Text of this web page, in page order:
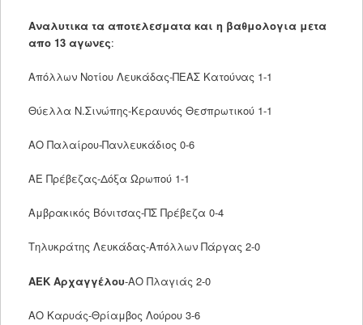
Αναλυτικα τα αποτελεσματα και η βαθμολογια μετα
απο 13 αγωνες:
Απόλλων Νοτίου Λευκάδας-ΠΕΑΣ Κατούνας 1-1
Θύελλα N.Σινώπης-Κεραυνός Θεσπρωτικού 1-1
ΑΟ Παλαίρου-Πανλευκάδιος 0-6
ΑΕ Πρέβεζας-Δόξα Ωρωπού 1-1
Αμβρακικός Βόνιτσας-ΠΣ Πρέβεζα 0-4
Τηλυκράτης Λευκάδας-Απόλλων Πάργας 2-0
ΑΕΚ Αρχαγγέλου-ΑΟ Πλαγιάς 2-0
ΑΟ Καρυάς-Θρίαμβος Λούρου 3-6